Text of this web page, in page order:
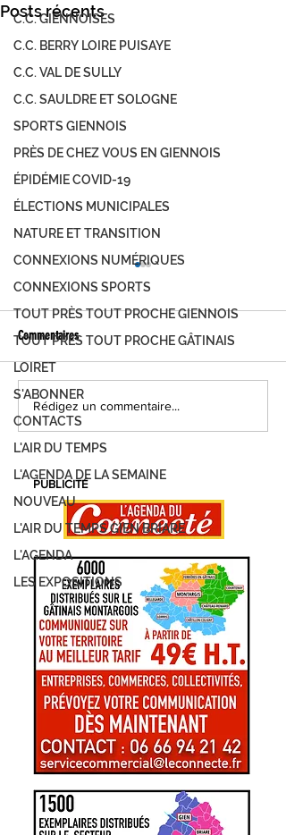
C.C. GIENNOISES
C.C. BERRY LOIRE PUISAYE
C.C. VAL DE SULLY
C.C. SAULDRE ET SOLOGNE
SPORTS GIENNOIS
PRÈS DE CHEZ VOUS EN GIENNOIS
ÉPIDÉMIE COVID-19
ÉLECTIONS MUNICIPALES
NATURE ET TRANSITION
CONNEXIONS NUMÉRIQUES
CONNEXIONS SPORTS
TOUT PRÈS TOUT PROCHE GIENNOIS
TOUT PRÈS TOUT PROCHE GÂTINAIS
LOIRET
S'ABONNER
CONTACTS
L'AIR DU TEMPS
L'AGENDA DE LA SEMAINE
NOUVEAU
L'AIR DU TEMPS GIEN BRIARE
L'AGENDA
LES EXPOSITIONS
Posts récents
FOIRE DE MONTARGIS, C'EST PARTI !
DEMANDEZ LE PROGRAMME...
Commentaires
Rédigez un commentaire...
PUBLICITÉ